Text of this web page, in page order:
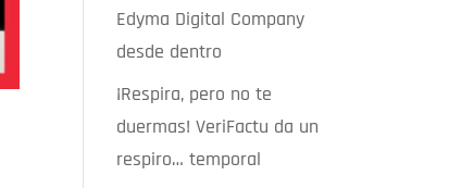
Edyma Digital Company
desde dentro
¡Respira, pero no te
duermas! VeriFactu da un
respiro… temporal